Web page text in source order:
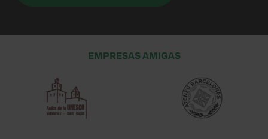
EMPRESAS AMIGAS